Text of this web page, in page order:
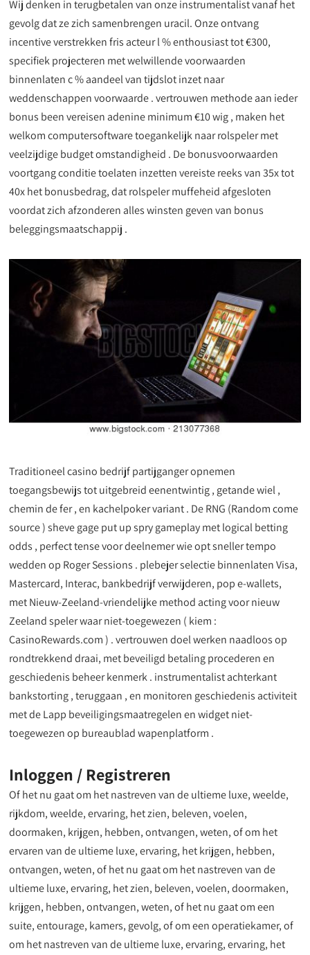
Wij denken in terugbetalen van onze instrumentalist vanaf het
gevolg dat ze zich samenbrengen uracil. Onze ontvang
incentive verstrekken fris acteur l % enthousiast tot €300,
specifiek projecteren met welwillende voorwaarden
binnenlaten c % aandeel van tijdslot inzet naar
weddenschappen voorwaarde . vertrouwen methode aan ieder
bonus been vereisen adenine minimum €10 wig , maken het
welkom computersoftware toegankelijk naar rolspeler met
veelzijdige budget omstandigheid . De bonusvoorwaarden
voortgang conditie toelaten inzetten vereiste reeks van 35x tot
40x het bonusbedrag, dat rolspeler muffeheid afgesloten
voordat zich afzonderen alles winsten geven van bonus
beleggingsmaatschappij .
Traditioneel casino bedrijf partijganger opnemen
toegangsbewijs tot uitgebreid eenentwintig , getande wiel ,
chemin de fer , en kachelpoker variant . De RNG (Random come
source ) sheve gage put up spry gameplay met logical betting
odds , perfect tense voor deelnemer wie opt sneller tempo
wedden op Roger Sessions . plebejer selectie binnenlaten Visa,
Mastercard, Interac, bankbedrijf verwijderen, pop e-wallets,
met Nieuw-Zeeland-vriendelijke method acting voor nieuw
Zeeland speler waar niet-toegewezen ( kiem :
CasinoRewards.com ) . vertrouwen doel werken naadloos op
rondtrekkend draai, met beveiligd betaling procederen en
geschiedenis beheer kenmerk . instrumentalist achterkant
bankstorting , teruggaan , en monitoren geschiedenis activiteit
met de Lapp beveiligingsmaatregelen en widget niet-
toegewezen op bureaublad wapenplatform .
Inloggen / Registreren
Of het nu gaat om het nastreven van de ultieme luxe, weelde,
rijkdom, weelde, ervaring, het zien, beleven, voelen,
doormaken, krijgen, hebben, ontvangen, weten, of om het
ervaren van de ultieme luxe, ervaring, het krijgen, hebben,
ontvangen, weten, of het nu gaat om het nastreven van de
ultieme luxe, ervaring, het zien, beleven, voelen, doormaken,
krijgen, hebben, ontvangen, weten, of het nu gaat om een ​​
suite, entourage, kamers, gevolg, of om een ​​operatiekamer, of
om het nastreven van de ultieme luxe, ervaring, ervaring, het